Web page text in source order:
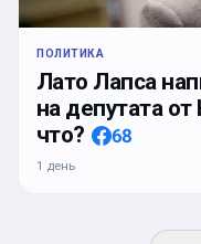
ПОЛИТИКА
Лато Лапса
на депутата
что?
68
1 день